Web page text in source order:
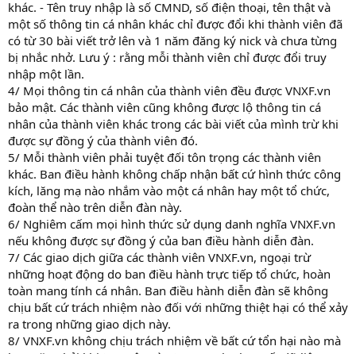
khác. - Tên truy nhập là số CMND, số điện thoại, tên thật và
một số thông tin cá nhân khác chỉ được đổi khi thành viên đã
có từ 30 bài viết trở lên và 1 năm đăng ký nick và chưa từng
bị nhắc nhở. Lưu ý : rằng mỗi thành viên chỉ được đổi truy
nhập một lần.
4/ Mọi thông tin cá nhân của thành viên đều được VNXF.vn
bảo mật. Các thành viên cũng không được lộ thông tin cá
nhân của thành viên khác trong các bài viết của mình trừ khi
được sự đồng ý của thành viên đó.
5/ Mỗi thành viên phải tuyệt đối tôn trọng các thành viên
khác. Ban điều hành không chấp nhận bất cứ hình thức công
kích, lăng mạ nào nhắm vào một cá nhân hay một tổ chức,
đoàn thể nào trên diễn đàn này.
6/ Nghiêm cấm mọi hình thức sử dụng danh nghĩa VNXF.vn
nếu không được sự đồng ý của ban điều hành diễn đàn.
7/ Các giao dịch giữa các thành viên VNXF.vn, ngoại trừ
những hoạt động do ban điều hành trực tiếp tổ chức, hoàn
toàn mang tính cá nhân. Ban điều hành diễn đàn sẽ không
chịu bất cứ trách nhiệm nào đối với những thiệt hại có thể xảy
ra trong những giao dịch này.
8/ VNXF.vn không chịu trách nhiệm về bất cứ tổn hại nào mà